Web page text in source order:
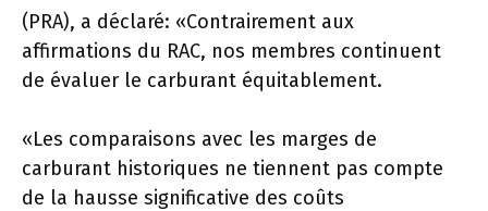
(PRA), a déclaré: «Contrairement aux
affirmations du RAC, nos membres continuent
de évaluer le carburant équitablement.
«Les comparaisons avec les marges de
carburant historiques ne tiennent pas compte
de la hausse significative des coûts